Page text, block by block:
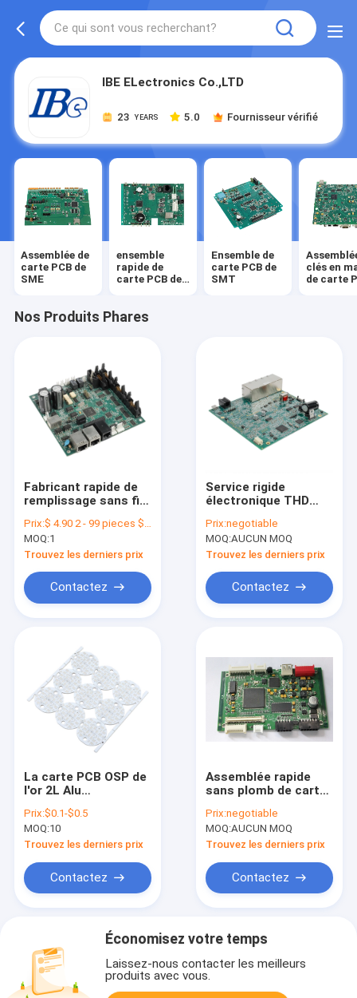
IBE ELectronics Co.,LTD
23 YEARS 5.0 Fournisseur vérifié
Assemblée de
carte PCB de
SME
ensemble
rapide de
carte PCB de
Ensemble de
carte PCB de
SMT
clés en
de carte
Nos Produits Phares
Fabricant rapide de
remplissage sans fil
d'Assemblée du
chargeur PCBA de
téléphone portable
Prix:$ 4.90 2 - 99 pieces $2.90 100 - 999 pieces $0.90>= 1000 pieces
MOQ:1
Trouvez les derniers prix
Contactez
Service rigide
électronique THD
la carte PCB FR4 de
contrat rapide
Prix:negotiable
MOQ:AUCUN MOQ
Trouvez les derniers prix
Contactez
La carte PCB OSP de
l'or 2L Alu
la carte d'ampoule
Prix:$0.1-$0.5
MOQ:10
Trouvez les derniers prix
Contactez
Assemblée rapide
sans plomb de carte
QFN pour le module
de remplissage
Prix:negotiable
MOQ:AUCUN MOQ
Trouvez les derniers prix
Contactez
Économisez votre temps
Laissez-nous contacter les meilleurs
produits avec vous.